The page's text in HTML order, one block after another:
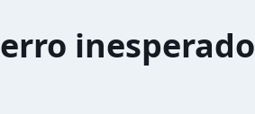
erro inesperado